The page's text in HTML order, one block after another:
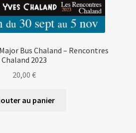
Bus Chaland – Rencontres
Chaland 2023
20,00€
au panier